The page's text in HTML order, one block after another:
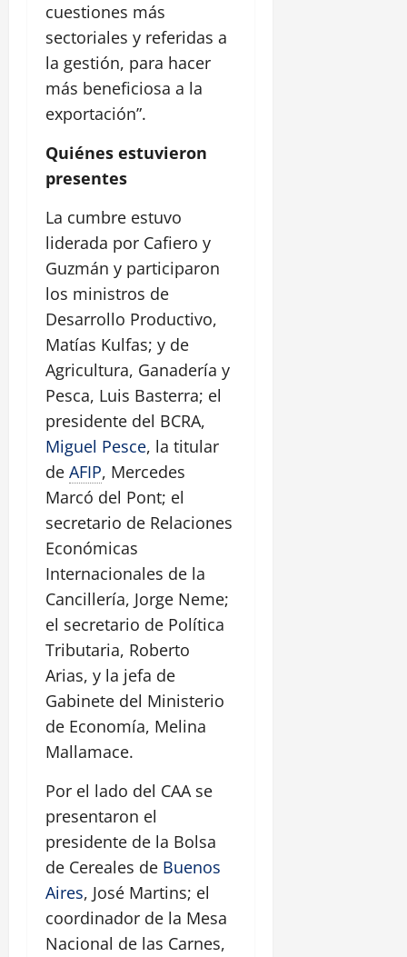
cuestiones más
sectoriales y referidas a
la gestión, para hacer
más beneficiosa a la
exportación”.
Quiénes estuvieron
presentes
La cumbre estuvo
liderada por Cafiero y
Guzmán y participaron
los ministros de
Desarrollo Productivo,
Matías Kulfas; y de
Agricultura, Ganadería y
Pesca, Luis Basterra; el
presidente del BCRA,
Miguel Pesce, la titular
de AFIP, Mercedes
Marcó del Pont; el
secretario de Relaciones
Económicas
Internacionales de la
Cancillería, Jorge Neme;
el secretario de Política
Tributaria, Roberto
Arias, y la jefa de
Gabinete del Ministerio
de Economía, Melina
Mallamace.
Por el lado del CAA se
presentaron el
presidente de la Bolsa
de Cereales de Buenos
Aires, José Martins; el
coordinador de la Mesa
Nacional de las Carnes,